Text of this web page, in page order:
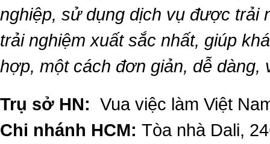
nghiệp, sử dụng dịch vụ được trải
trải nghiệm xuất sắc nhất, giúp
hợp, một cách đơn giản, dễ dàng,
Trụ sở HN: Vua việc làm Việt
Chi nhánh HCM: Tòa nhà Dali,